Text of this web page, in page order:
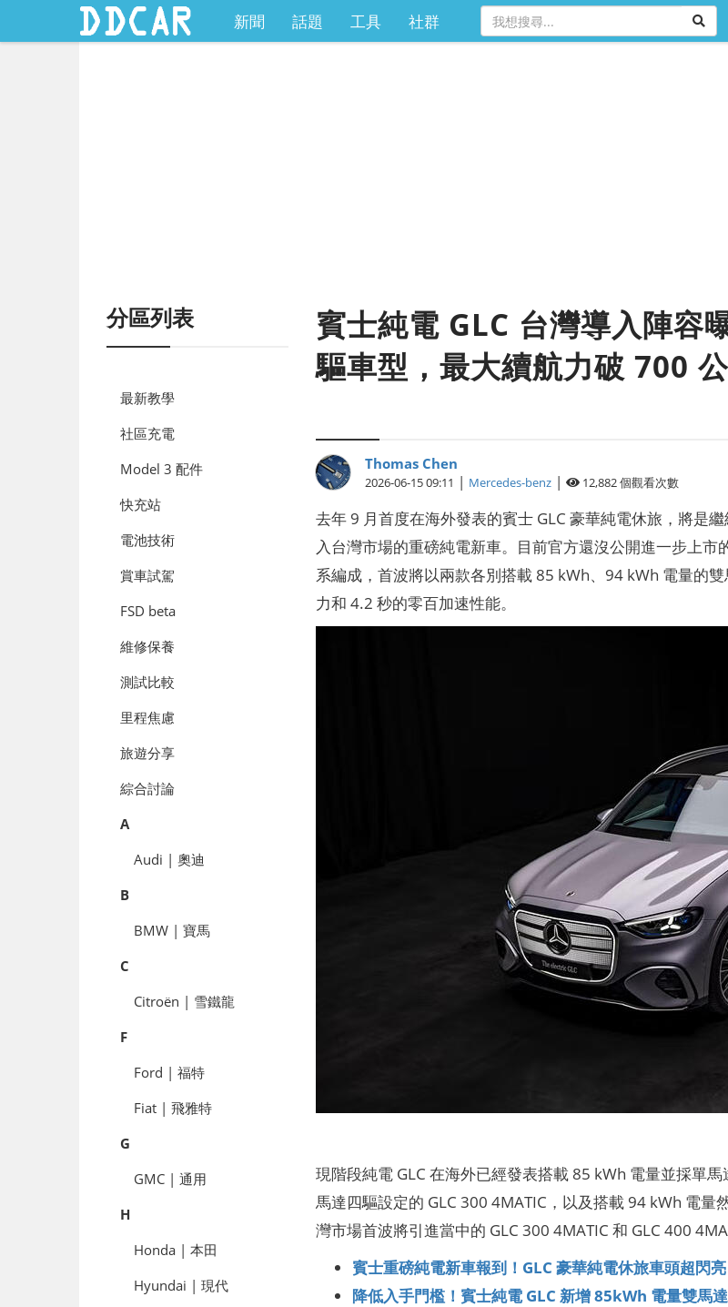
新聞 話題 工具 社群
分區列表
最新教學
社區充電
Model 3 配件
快充站
電池技術
賞車試駕
FSD beta
維修保養
測試比較
里程焦慮
旅遊分享
綜合討論
A
Audi | 奧迪
B
BMW | 寶馬
C
Citroën | 雪鐵龍
F
Ford | 福特
Fiat | 飛雅特
G
GMC | 通用
H
Honda | 本田
Hyundai | 現代
賓士純電 GLC 台灣導入陣容
驅車型，最大續航力破 700
Thomas Chen
2026-06-15 09:11 | Mercedes-benz | 12,882個觀看次數
去年 9 月首度在海外發表的賓士 GLC 豪華純電休旅，將是
入台灣市場的重磅純電新車。目前官方還沒公開進一步上
系編成，首波將以兩款各別搭載 85 kWh、94 kWh 電量的
力和 4.2 秒的零百加速性能。
現階段純電 GLC 在海外已經發表搭載 85 kWh 電量並採單
馬達四驅設定的 GLC 300 4MATIC，以及搭載 94 kWh 電
灣市場首波將引進當中的 GLC 300 4MATIC 和 GLC 400
賓士重磅純電新車報到！GLC 豪華純電休旅車頭超閃
降低入手門檻！賓士純電 GLC 新增 85kWh 電量雙馬